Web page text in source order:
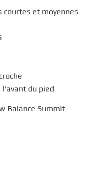
et moyennes
du pied
Balance Summit